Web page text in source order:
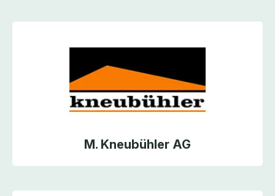
M. Kneubühler AG